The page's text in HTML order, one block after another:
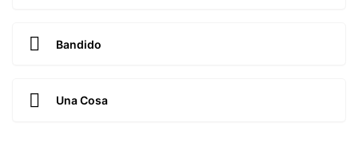
Bandido
Una Cosa